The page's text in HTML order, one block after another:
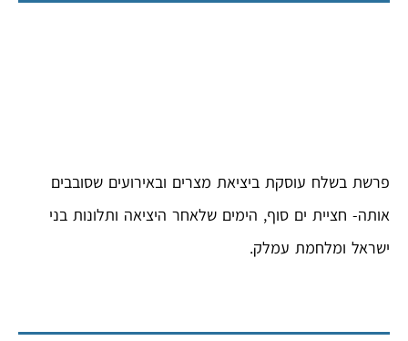
פרשת בשלח עוסקת ביציאת מצרים ובאירועים שסובבים
אותה- חציית ים סוף, הימים שלאחר היציאה ותלונות בני
ישראל ומלחמת עמלק.